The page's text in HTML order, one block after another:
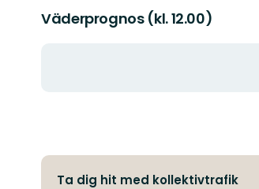
Väderprognos (kl. 12.00)
Ta dig hit med kollektivtrafik